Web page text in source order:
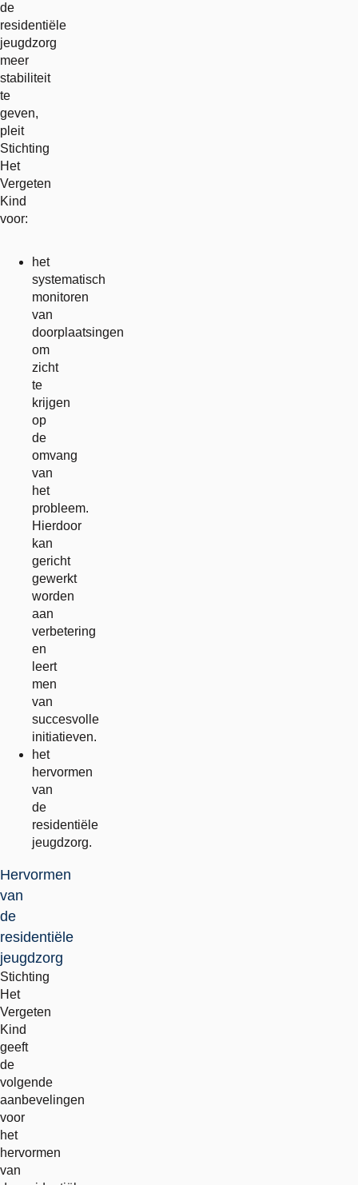
de
residentiële
jeugdzorg
meer
stabiliteit
te
geven,
pleit
Stichting
Het
Vergeten
Kind
voor:
het
systematisch
monitoren
van
doorplaatsingen
om
zicht
te
krijgen
op
de
omvang
van
het
probleem.
Hierdoor
kan
gericht
gewerkt
worden
aan
verbetering
en
leert
men
van
succesvolle
initiatieven.
het
hervormen
van
de
residentiële
jeugdzorg.
Hervormen
van
de
residentiële
jeugdzorg
Stichting
Het
Vergeten
Kind
geeft
de
volgende
aanbevelingen
voor
het
hervormen
van